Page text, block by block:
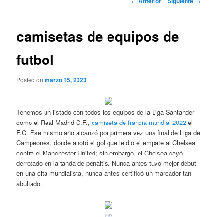
camisetas de equipos de
futbol
Posted onmarzo 15, 2023
Tenemos un listado con todos los equipos de la Liga Santander
como el Real Madrid C.F.,camiseta de francia mundial 2022 el
F.C. Ese mismo año alcanzó por primera vez una final de Liga de
Campeones, donde anotó el gol que le dio el empate al Chelsea
contra el Manchester United; sin embargo, el Chelsea cayó
derrotado en la tanda de penaltis. Nunca antes tuvo mejor debut
en una cita mundialista, nunca antes certificó un marcador tan
abultado.